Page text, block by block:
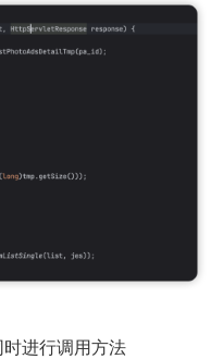
进行调用方法